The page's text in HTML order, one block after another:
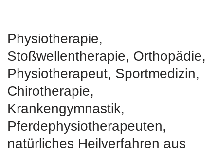
Physiotherapie,
Stoßwellentherapie, Orthopädie,
Physiotherapeut, Sportmedizin,
Chirotherapie,
Krankengymnastik,
Pferdephysiotherapeuten,
natürliches Heilverfahren aus